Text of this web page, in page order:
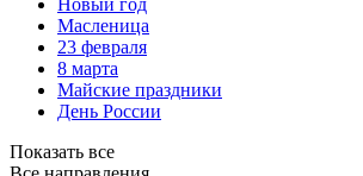
Масленица
23 февраля
8 марта
Майские праздники
День России
Показать все